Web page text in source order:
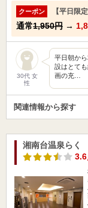
クーポン 【平日限
通常1,950円 →
30代 女
性
平日朝か
設はとて
画の充…
関連情報から探す
湘南台温泉らく
3.6